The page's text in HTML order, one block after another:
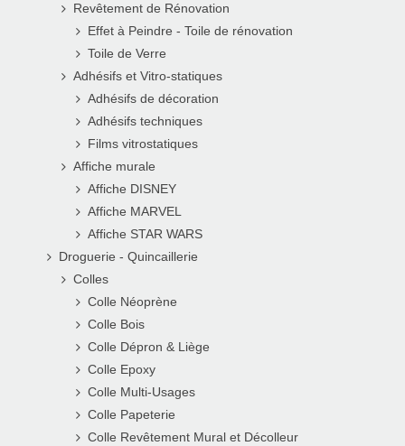
Revêtement de Rénovation
Effet à Peindre - Toile de rénovation
Toile de Verre
Adhésifs et Vitro-statiques
Adhésifs de décoration
Adhésifs techniques
Films vitrostatiques
Affiche murale
Affiche DISNEY
Affiche MARVEL
Affiche STAR WARS
Droguerie - Quincaillerie
Colles
Colle Néoprène
Colle Bois
Colle Dépron & Liège
Colle Epoxy
Colle Multi-Usages
Colle Papeterie
Colle Revêtement Mural et Décolleur